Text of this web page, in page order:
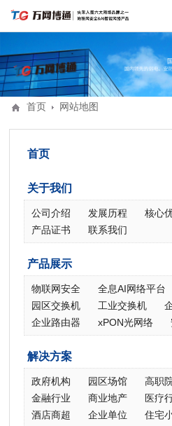
首页 网站地图
首页
关于我们
公司介绍 发展历程 核心
产品证书
联系我们
产品展示
物联网安全 全息AI网络平台
园区交换机
工业交换机
企业路由器
xPON光网络
解决方案
政府机构 园区场馆 高职
金融行业
商业地产 医疗
酒店商超
企业单位 住宅